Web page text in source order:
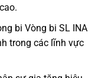
bi Vòng bi SL INA
trong các lĩnh vực